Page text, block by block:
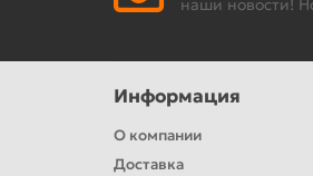
наши новости!
Информация
О компании
Доставка